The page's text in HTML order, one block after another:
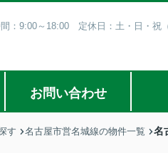
：9:00～18:00 定休日：土・日・祝
お問い合わせ
す 名古屋市営名城線の物件一覧 名